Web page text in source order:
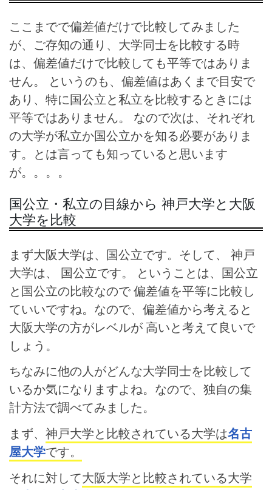
ここまでで偏差値だけで比較してみました
が、ご存知の通り、大学同士を比較する時
は、偏差値だけで比較しても平等ではありま
せん。 というのも、偏差値はあくまで目安で
あり、特に国公立と私立を比較するときには
平等ではありません。 なので次は、それぞれ
の大学が私立か国公立かを知る必要がありま
す。とは言っても知っていると思います
が。。。。
国公立・私立の目線から 神戸大学と大阪
大学を比較
まず大阪大学は、国公立です。そして、 神戸
大学は、 国公立です。 ということは、国公立
と国公立の比較なので 偏差値を平等に比較し
ていいですね。なので、偏差値から考えると
大阪大学の方がレベルが 高いと考えて良いで
しょう。
ちなみに他の人がどんな大学同士を比較して
いるか気になりますよね。なので、独自の集
計方法で調べてみました。
まず、 神戸大学と比較されている大学は名古
屋大学です。
それに対して大阪大学と比較されている大学